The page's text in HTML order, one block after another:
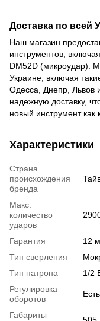
Доставка по всей
Наш магазин
инструментов,
DM52D (микроудар).
Украине, включая
Одесса, Днепр, Львов
надежную доставку,
новый инструмент как
Характеристики
Страна
происхождения
бренда
Макс.
количество
ударов
Гарантия
12
Тип сверления
Тип патрона
1/2
Регулировка
оборотов
Есть
Габариты